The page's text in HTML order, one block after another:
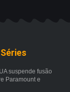
suspende fusão
Paramount e